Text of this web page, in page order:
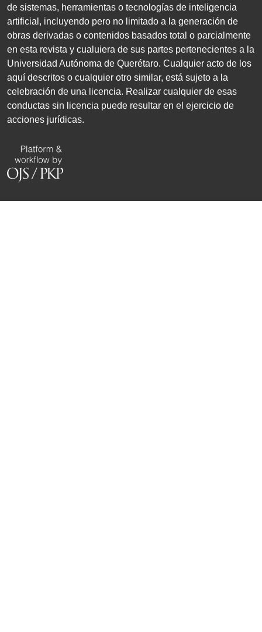
de sistemas, herramientas o tecnologías de inteligencia
artificial, incluyendo pero no limitado a la generación de
obras derivadas o contenidos basados total o parcialmente
en esta revista y cualuiera de sus partes pertenecientes a la
Universidad Autónoma de Querétaro. Cualquier acto de los
aquí descritos o cualquier otro similar, está sujeto a la
celebración de una licencia. Realizar cualquier de esas
conductas sin licencia puede resultar en el ejercicio de
acciones jurídicas.